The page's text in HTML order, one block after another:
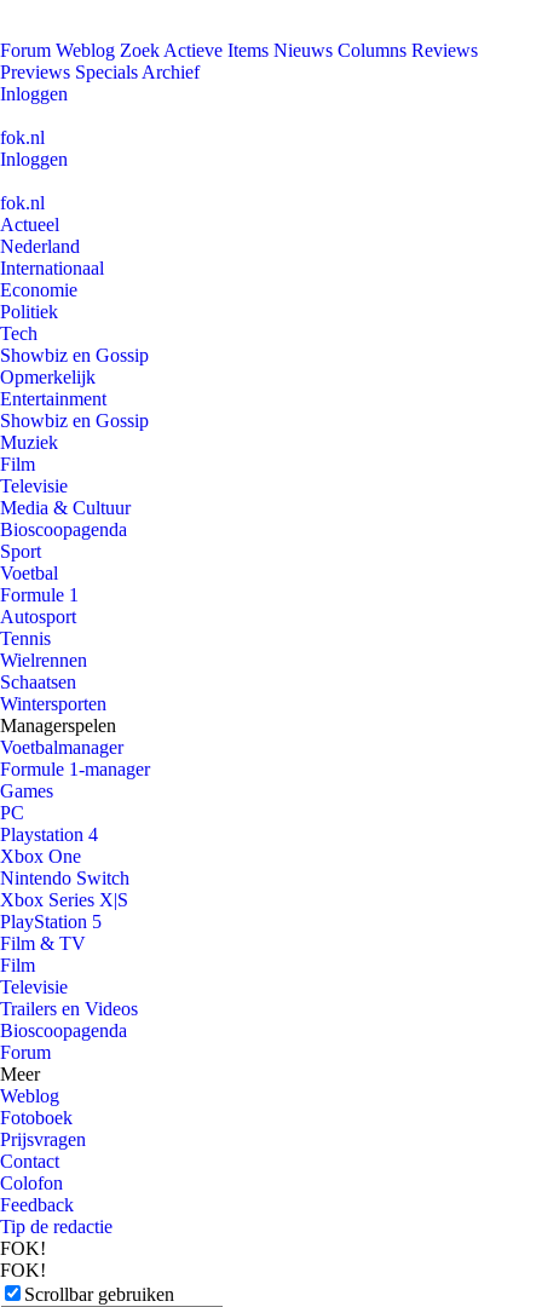
Forum Weblog Zoek Actieve Items Nieuws Columns Reviews
Previews Specials Archief
Inloggen
fok.nl
Inloggen
fok.nl
Actueel
Nederland
Internationaal
Economie
Politiek
Tech
Showbiz en Gossip
Opmerkelijk
Entertainment
Showbiz en Gossip
Muziek
Film
Televisie
Media & Cultuur
Bioscoopagenda
Sport
Voetbal
Formule 1
Autosport
Tennis
Wielrennen
Schaatsen
Wintersporten
Managerspelen
Voetbalmanager
Formule 1-manager
Games
PC
Playstation 4
Xbox One
Nintendo Switch
Xbox Series X|S
PlayStation 5
Film & TV
Film
Televisie
Trailers en Videos
Bioscoopagenda
Forum
Meer
Weblog
Fotoboek
Prijsvragen
Contact
Colofon
Feedback
Tip de redactie
FOK!
FOK!
Scrollbar gebruiken